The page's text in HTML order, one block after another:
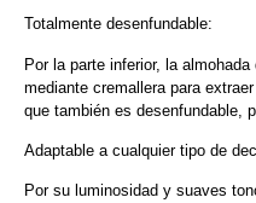
Totalmente desenfundable:
Por la parte inferior, la
mediante cremallera para
que también es desenfundable,
Adaptable a cualquier tipo de
Por su luminosidad y suaves